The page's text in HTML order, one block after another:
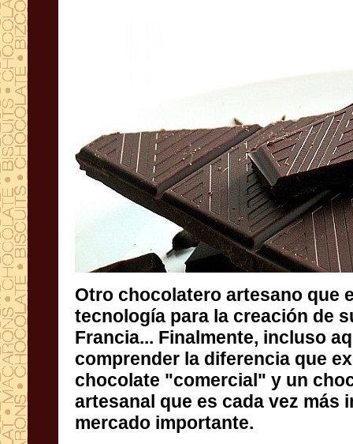
Otro chocolatero artesano que
tecnología para la creación de su
Francia... Finalmente, incluso aquí,
comprender la diferencia que
chocolate "comercial" y
artesanal que es cada vez más
mercado importante.